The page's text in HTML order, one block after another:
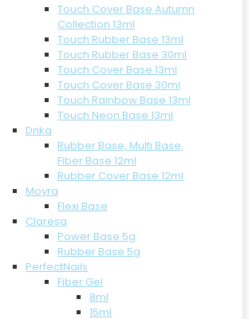
Touch Cover Base Autumn
Collection 13ml
Touch Rubber Base 13ml
Touch Rubber Base 30ml
Touch Cover Base 13ml
Touch Cover Base 30ml
Touch Rainbow Base 13ml
Touch Neon Base 13ml
Dnka
Rubber Base, Multi Base,
Fiber Base 12ml
Rubber Cover Base 12ml
Moyra
Flexi Base
Claresa
Power Base 5g
Rubber Base 5g
PerfectNails
Fiber Gel
8ml
15ml